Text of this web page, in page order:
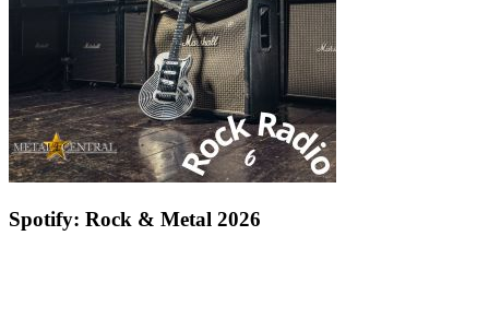
Spotify: Rock & Metal 2026